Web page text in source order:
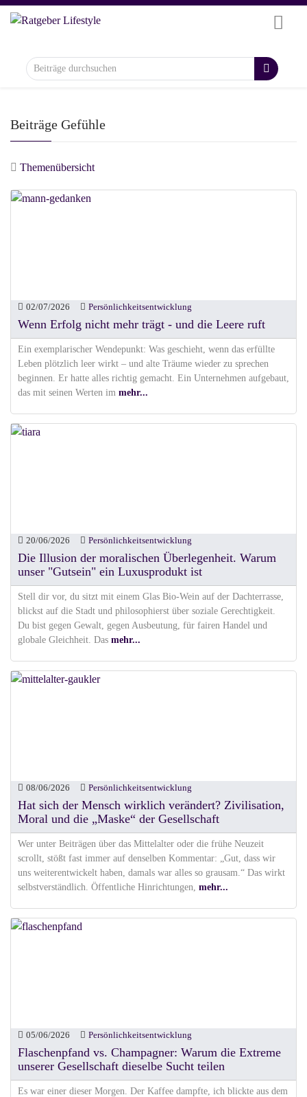
Beiträge Gefühle
Themenübersicht
02/07/2026 Persönlichkeitsentwicklung
Wenn Erfolg nicht mehr trägt - und die Leere ruft
Ein exemplarischer Wendepunkt: Was geschieht, wenn das erfüllte
Leben plötzlich leer wirkt – und alte Träume wieder zu sprechen
beginnen. Er hatte alles richtig gemacht. Ein Unternehmen aufgebaut,
das mit seinen Werten im mehr...
20/06/2026 Persönlichkeitsentwicklung
Die Illusion der moralischen Überlegenheit. Warum
unser "Gutsein" ein Luxusprodukt ist
Stell dir vor, du sitzt mit einem Glas Bio-Wein auf der Dachterrasse,
blickst auf die Stadt und philosophierst über soziale Gerechtigkeit.
Du bist gegen Gewalt, gegen Ausbeutung, für fairen Handel und
globale Gleichheit. Das mehr...
08/06/2026 Persönlichkeitsentwicklung
Hat sich der Mensch wirklich verändert? Zivilisation,
Moral und die „Maske“ der Gesellschaft
Wer unter Beiträgen über das Mittelalter oder die frühe Neuzeit
scrollt, stößt fast immer auf denselben Kommentar: „Gut, dass wir
uns weiterentwickelt haben, damals war alles so grausam.“ Das wirkt
selbstverständlich. Öffentliche Hinrichtungen, mehr...
05/06/2026 Persönlichkeitsentwicklung
Flaschenpfand vs. Champagner: Warum die Extreme
unserer Gesellschaft dieselbe Sucht teilen
Es war einer dieser Morgen. Der Kaffee dampfte, ich blickte aus dem